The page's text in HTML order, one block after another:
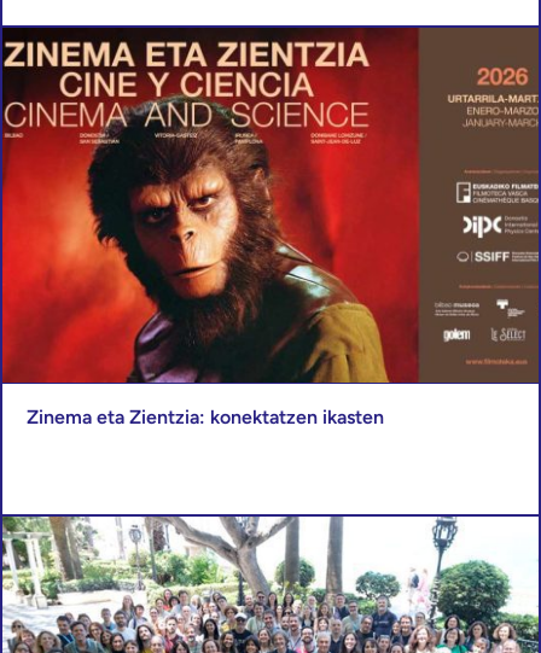
Zinema eta Zientzia: konektatzen ikasten